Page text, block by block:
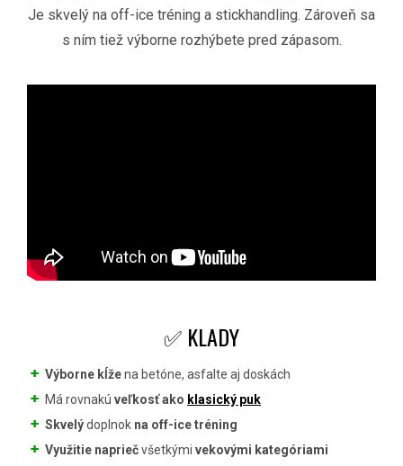
Je skvelý na off-ice tréning a stickhandling. Zároveň sa
s ním tiež výborne rozhýbete pred zápasom.
✅ KLADY
Výborne kĺžena betóne, asfalte aj doskách
Má rovnakú veľkosť ako klasický puk
Skvelýdoplnok na off-ice tréning
Využitie napriečvšetkými vekovými kategóriami